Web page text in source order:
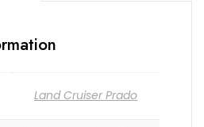
Land Cruiser Prado